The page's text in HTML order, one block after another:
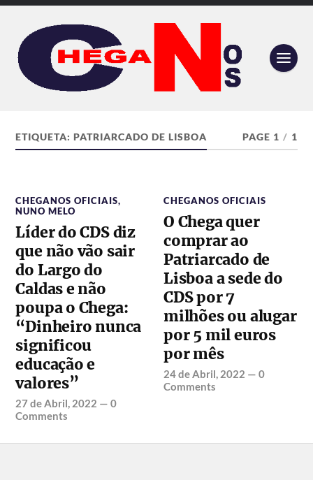
ETIQUETA:PATRIARCADO DE LISBOA PAGE 1 / 1
CHEGANOS OFICIAIS,
NUNO MELO
Líder do CDS diz
que não vão sair
do Largo do
Caldas e não
poupa o Chega:
“Dinheiro nunca
significou
educação e
valores”
27 de Abril, 2022 —0
Comments
CHEGANOS OFICIAIS
O Chega quer
comprar ao
Patriarcado de
Lisboa a sede do
CDS por 7
milhões ou alugar
por 5 mil euros
por mês
24 de Abril, 2022 —0
Comments